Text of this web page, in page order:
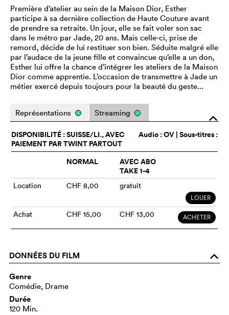
Première d’atelier au sein de la Maison Dior, Esther
participe à sa dernière collection de Haute Couture avant
de prendre sa retraite. Un jour, elle se fait voler son sac
dans le métro par Jade, 20 ans. Mais celle-ci, prise de
remord, décide de lui restituer son bien. Séduite malgré elle
par l’audace de la jeune fille et convaincue qu’elle a un don,
Esther lui offre la chance d’intégrer les ateliers de la Maison
Dior comme apprentie. L’occasion de transmettre à Jade un
métier exercé depuis toujours pour la beauté du geste...
o
Représentations Streaming
Audio :OV | Sous-titres :
DISPONIBILITÉ : SUISSE/LI., AVEC
PAIEMENT PAR TWINT PARTOUT
NORMAL
AVEC ABO
TAKE 1-4
Location CHF 8,00 gratuit
LOUER
Achat CHF 15,00 CHF 13,00 ACHETER
DONNÉES DU FILM o
Genre
Comédie, Drame
Durée
120 Min.